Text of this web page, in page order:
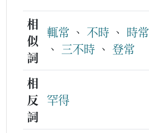
相
似
詞
輒常 、 不時 、 時常
、 三不時 、 登常
相
反
詞
罕得